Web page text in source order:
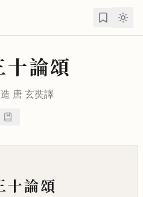
十論頌
唐玄奘譯
十論頌